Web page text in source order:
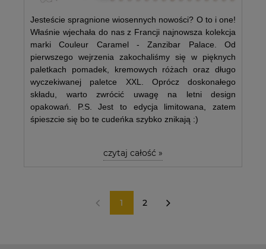
Jesteście spragnione wiosennych nowości? O to i one!
Właśnie wjechała do nas z Francji najnowsza kolekcja
marki Couleur Caramel - Zanzibar Palace. Od
pierwszego wejrzenia zakochaliśmy się w pięknych
paletkach pomadek, kremowych różach oraz długo
wyczekiwanej paletce XXL. Oprócz doskonałego
składu, warto zwrócić uwagę na letni design
opakowań. P.S. Jest to edycja limitowana, zatem
śpieszcie się bo te cudeńka szybko znikają :)
czytaj całość »
1 2